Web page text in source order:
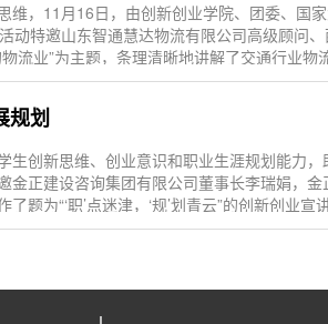
维，11月16日，由创新创业学院、团委、国
动特邀山东智通慧达物流有限公司高级顾问
流业”为主题，条理清晰地讲解了交通行业
规划
生创新思维、创业意识和职业生涯规划能力
正建设咨询集团有限公司董事长李瑞娟，
为“‘职’点迷津，‘规’划青云”的创新创业宣